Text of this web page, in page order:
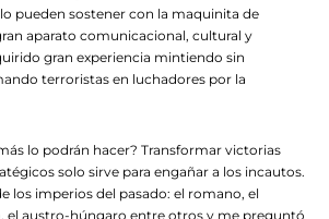
pueden sostener con la maquinita de
aparato comunicacional, cultural y
gran experiencia mintiendo sin
terroristas en luchadores por la
lo podrán hacer? Transformar victorias
solo sirve para engañar a los incautos.
los imperios del pasado: el romano, el
el austro-húngaro entre otros y me preguntó